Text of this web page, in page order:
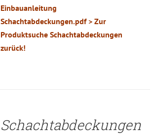
Einbauanleitung
Schachtabdeckungen.pdf > Zur
Produktsuche Schachtabdeckungen
zurück!
Schachtabdeckungen